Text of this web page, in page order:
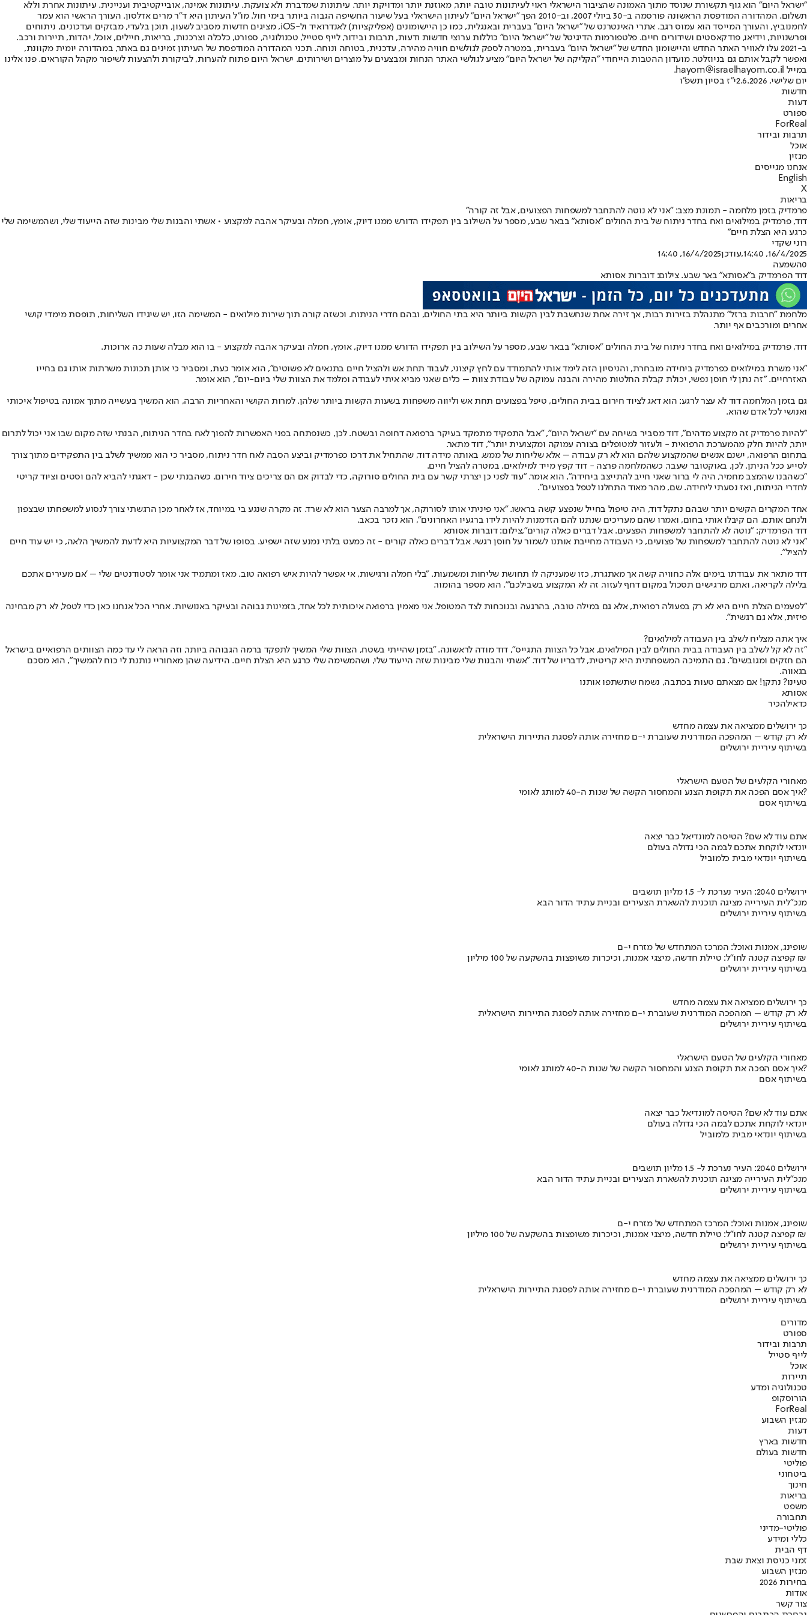
"ישראל היום" הוא גוף תקשורת שנוסד מתוך האמונה שהציבור הישראלי ראוי לעיתונות טובה יותר, מאוזנת יותר ומדויקת יותר. עיתונות שמדברת ולא צועקת. עיתונות אמינה, אובייקטיבית ועניינית. עיתונות אחרת וללא
תשלום. המהדורה המודפסת הראשונה פורסמה ב-30 ביולי 2007, וב-2010 הפך "ישראל היום" לעיתון הישראלי בעל שיעור החשיפה הגבוה ביותר בימי חול. מו"ל העיתון היא ד"ר מרים אדלסון. העורך הראשי הוא עמר
לחמנוביץ, והעורך המייסד הוא עמוס רגב. אתרי האינטרנט של "ישראל היום" בעברית ובאנגלית, כמו כן היישומונים (אפליקציות) לאנדרואיד ול-iOS, מציגים חדשות מסביב לשעון, תוכן בלעדי, מבזקים ועדכונים, ניתוחים
ופרשנויות, וידיאו, פודקאסטים ושידורים חיים. פלטפורמות הדיגיטל של "ישראל היום" כוללות ערוצי חדשות ודעות, תרבות ובידור, לייף סטייל, טכנולוגיה, ספורט, כלכלה וצרכנות, בריאות, חיילים, אוכל, יהדות, תיירות ורכב.
ב-2021 עלו לאוויר האתר החדש והיישומון החדש של "ישראל היום" בעברית, במטרה לספק לגולשים חוויה מהירה, עדכנית, בטוחה ונוחה. תכני המהדורה המודפסת של העיתון זמינים גם באתר, במהדורה יומית מקוונת,
ואפשר לקבל אותם גם בניוזלטר. מועדון ההטבות הייחודי "הקליקה של ישראל היום" מציע לגולשי האתר הנחות ומבצעים על מוצרים ושירותים. ישראל היום פתוח להערות, לביקורת ולהצעות לשיפור מקהל הקוראים. פנו אלינו
במייל hayom@israelhayom.co.il.
יום שלישי, 2.6.2026
י"ז בסיון תשפ"ו
חדשות
דעות
ספורט
ForReal
תרבות ובידור
אוכל
מגזין
אנחנו מגייסים
English
X
בריאות
פרמדיק בזמן מלחמה - תמונת מצב: "אני לא נוטה להתחבר למשפחות הפצועים, אבל זה קורה"
דוד, פרמדיק במילואים ואח בחדר ניתוח של בית החולים "אסותא" בבאר שבע, מספר על השילוב בין תפקידו הדורש ממנו דיוק, אומץ, חמלה ובעיקר אהבה למקצוע • אשתי והבנות שלי מבינות שזה הייעוד שלי, ושהמשימה שלי
כרגע היא הצלת חיים"
רוני שקדי
16/4/2025, 14:40
,עודכן16/4/2025, 14:40
0השמעה
דוד הפרמדיק ב"אסותא" באר שבע. צילום: דוברות אסותא
מלחמת "חרבות ברזל" מתנהלת בזירות רבות, אך זירה אחת שנחשבת לבין הקשות ביותר היא בתי החולים, ובהם חדרי הניתוח. וכשזה קורה תוך שירות מילואים - המשימה הזו, יש שיגידו השליחות, תופסת מימדי קושי
אחרים ומורכבים אף יותר.
דוד, פרמדיק במילואים ואח בחדר ניתוח של בית החולים "אסותא" בבאר שבע, מספר על השילוב בין תפקידו הדורש ממנו דיוק, אומץ, חמלה ובעיקר אהבה למקצוע - בו הוא מבלה שעות כה ארוכות.
"אני משרת במילואים כפרמדיק ביחידה מובחרת, והניסיון הזה לימד אותי להתמודד עם לחץ קיצוני, לעבוד תחת אש ולהציל חיים בתנאים לא פשוטים", הוא אומר כעת, ומסביר כי אותן תכונות משרתות אותו גם בחייו
האזרחיים. "זה נתן לי חוסן נפשי, יכולת קבלת החלטות מהירה והבנה עמוקה של עבודת צוות – כלים שאני מביא איתי לעבודה ומלמד את הצוות שלי ביום-יום", הוא אומר.
גם בזמן המלחמה דוד לא עצר לרגע: הוא דאג לציוד חירום בבית החולים, טיפל בפצועים תחת אש וליווה משפחות בשעות הקשות ביותר שלהן. למרות הקושי והאחריות הרבה, הוא המשיך בעשייה מתוך אמונה בטיפול איכותי
ואנושי לכל אדם שהוא.
"להיות פרמדיק זה מקצוע מדהים", דוד מסביר בשיחה עם "ישראל היום", "אבל התפקיד מתמקד בעיקר ברפואה דחופה ובשטח. לכן, כשנפתחה בפני האפשרות להפוך לאח בחדר הניתוח, הבנתי שזה מקום שבו אני יכול לתרום
יותר, להיות חלק מהמערכת הרפואית - ולעזור למטופלים בצורה עמוקה ומקצועית יותר", דוד מתאר.
בתחום הרפואה, ישנם אנשים שהמקצוע שלהם הוא לא רק עבודה – אלא שליחות של ממש. באותה מידה דוד, שהתחיל את דרכו כפרמדיק וביצע הסבה לאח חדר ניתוח, מסביר כי הוא ממשיך לשלב בין התפקידים מתוך צורך
לסייע ככל הניתן. לכן, באוקטובר שעבר, כשהמלחמה פרצה - דוד קפץ מייד למילואים, במטרה להציל חיים.
"כשהבנו שהמצב מחמיר, היה לי ברור שאני חייב להתייצב ביחידה", הוא אומר. "עוד לפני כן יצרתי קשר עם בית החולים סורוקה, כדי לבדוק אם הם צריכים ציוד חירום. כשהבנתי שכן - דאגתי להביא להם וסטים וציוד קריטי
לחדרי הניתוח, ואז נסעתי ליחידה. שם, מהר מאוד התחלנו לטפל בפצועים".
אחד המקרים הקשים יותר שבהם נתקל דוד, היה טיפול בחייל שנפצע קשה בראשו. "אני פיניתי אותו לסורוקה, אך למרבה הצער הוא לא שרד. זה מקרה שנגע בי במיוחד, אז לאחר מכן הרגשתי צורך לנסוע למשפחתו שבצפון
ולנחם אותם. הם קיבלו אותי בחום, ואמרו שהם מעריכים שנתנו להם הזדמנות להיות לידו ברגעיו האחרונים", הוא נזכר בכאב.
דוד הפרמדיק: "נוטה לא להתחבר למשפחות הפצעים. אבל דברים כאלה קורים",צילום: דוברות אסותא
"אני לא נוטה להתחבר למשפחות של פצועים, כי העבודה מחייבת אותנו לשמור על חוסן רגשי. אבל דברים כאלה קורים - זה כמעט בלתי נמנע שזה ישפיע. בסופו של דבר המקצועיות היא לדעת להמשיך הלאה, כי יש עוד חיים
להציל".
דוד מתאר את עבודתו בימים אלה כחוויה קשה אך מאתגרת, כזו שמעניקה לו תחושת שליחות ומשמעות. "בלי חמלה ורגישות, אי אפשר להיות איש רפואה טוב. מאז ומתמיד אני אומר לסטודנטים שלי – 'אם מעירים אתכם
בלילה לקריאה, ואתם מרגישים תסכול במקום דחף לעזור, זה לא המקצוע בשבילכם'", הוא מספר בהומור.
"לפעמים הצלת חיים היא לא רק בפעולה רפואית, אלא גם במילה טובה, בהרגעה ובנוכחות לצד המטופל. אני מאמין ברפואה איכותית לכל אחד, בזמינות גבוהה ובעיקר באנושיות. אחרי הכל אנחנו כאן כדי לטפל, לא רק מבחינה
פיזית, אלא גם רגשית".
איך אתה מצליח לשלב בין העבודה למילואים?
"זה לא קל לשלב בין העבודה בבית החולים לבין המילואים, אבל כל הצוות התגייס", דוד מודה לראשונה. "בזמן שהייתי בשטח, הצוות שלי המשיך לתפקד ברמה הגבוהה ביותר, וזה הראה לי עד כמה הצוותים הרפואיים בישראל
הם חזקים ומגובשים". גם התמיכה המשפחתית היא קריטית, לדבריו של דוד. "אשתי והבנות שלי מבינות שזה הייעוד שלי, ושהמשימה שלי כרגע היא הצלת חיים. הידיעה שהן מאחוריי נותנת לי כוח להמשיך", הוא מסכם
בגאווה.
טעינו? נתקן! אם מצאתם טעות בכתבה, נשמח שתשתפו אותנו
אסותא
כדאילהכיר
כך ירושלים ממציאה את עצמה מחדש
לא רק קודש – המהפכה המודרנית שעוברת י-ם מחזירה אותה לפסגת התיירות הישראלית
בשיתוף עיריית ירושלים
מאחורי הקלעים של הטעם הישראלי
איך אסם הפכה את תקופת הצנע והמחסור הקשה של שנות ה-40 למותג לאומי?
בשיתוף אסם
אתם עוד לא שם? הטיסה למונדיאל כבר יצאה
יונדאי לוקחת אתכם לבמה הכי גדולה בעולם
בשיתוף יונדאי מבית כלמוביל
ירושלים 2040: העיר נערכת ל- 1.5 מליון תושבים
מנכ"לית העירייה מציגה תוכנית להשארת הצעירים ובניית עתיד הדור הבא
בשיתוף עיריית ירושלים
שופינג, אמנות ואוכל: המרכז המתחדש של מזרח י-ם
קפיצה קטנה לחו"ל: טיילת חדשה, מיצגי אמנות, וכיכרות משופצות בהשקעה של 100 מיליון ₪
בשיתוף עיריית ירושלים
כך ירושלים ממציאה את עצמה מחדש
לא רק קודש – המהפכה המודרנית שעוברת י-ם מחזירה אותה לפסגת התיירות הישראלית
בשיתוף עיריית ירושלים
מאחורי הקלעים של הטעם הישראלי
איך אסם הפכה את תקופת הצנע והמחסור הקשה של שנות ה-40 למותג לאומי?
בשיתוף אסם
אתם עוד לא שם? הטיסה למונדיאל כבר יצאה
יונדאי לוקחת אתכם לבמה הכי גדולה בעולם
בשיתוף יונדאי מבית כלמוביל
ירושלים 2040: העיר נערכת ל- 1.5 מליון תושבים
מנכ"לית העירייה מציגה תוכנית להשארת הצעירים ובניית עתיד הדור הבא
בשיתוף עיריית ירושלים
שופינג, אמנות ואוכל: המרכז המתחדש של מזרח י-ם
קפיצה קטנה לחו"ל: טיילת חדשה, מיצגי אמנות, וכיכרות משופצות בהשקעה של 100 מיליון ₪
בשיתוף עיריית ירושלים
כך ירושלים ממציאה את עצמה מחדש
לא רק קודש – המהפכה המודרנית שעוברת י-ם מחזירה אותה לפסגת התיירות הישראלית
בשיתוף עיריית ירושלים
מדורים
ספורט
תרבות ובידור
לייף סטייל
אוכל
תיירות
טכנולוגיה ומדע
הורוסקופ
ForReal
מגזין השבוע
דעות
חדשות בארץ
חדשות בעולם
פוליטי
ביטחוני
חינוך
בריאות
משפט
תחבורה
פוליטי-מדיני
כללי ומידע
דף הבית
זמני כניסת וצאת שבת
מגזין השבוע
בחירות 2026
אודות
צור קשר